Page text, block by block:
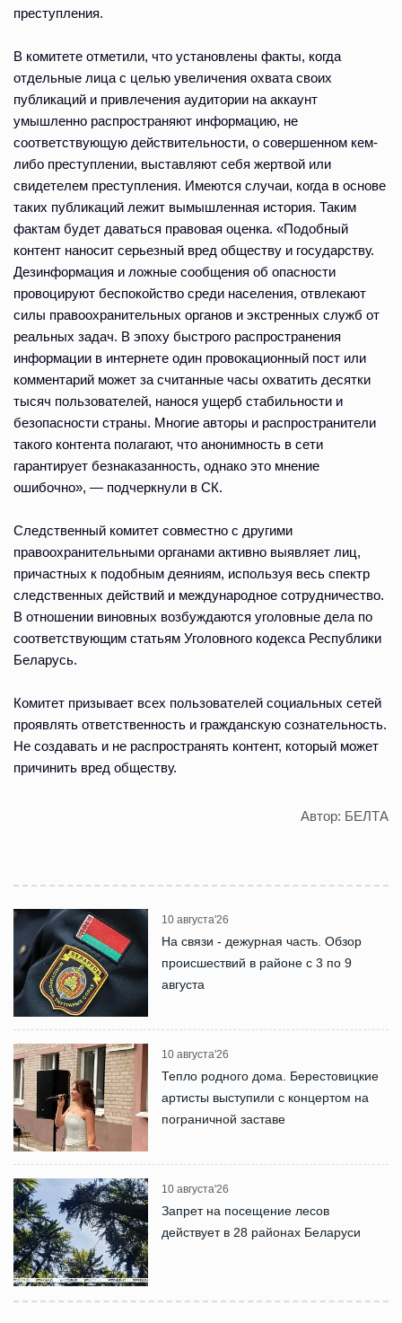
преступления.
В комитете отметили, что установлены факты, когда
отдельные лица с целью увеличения охвата своих
публикаций и привлечения аудитории на аккаунт
умышленно распространяют информацию, не
соответствующую действительности, о совершенном кем-
либо преступлении, выставляют себя жертвой или
свидетелем преступления. Имеются случаи, когда в основе
таких публикаций лежит вымышленная история. Таким
фактам будет даваться правовая оценка. «Подобный
контент наносит серьезный вред обществу и государству.
Дезинформация и ложные сообщения об опасности
провоцируют беспокойство среди населения, отвлекают
силы правоохранительных органов и экстренных служб от
реальных задач. В эпоху быстрого распространения
информации в интернете один провокационный пост или
комментарий может за считанные часы охватить десятки
тысяч пользователей, нанося ущерб стабильности и
безопасности страны. Многие авторы и распространители
такого контента полагают, что анонимность в сети
гарантирует безнаказанность, однако это мнение
ошибочно», — подчеркнули в СК.
Следственный комитет совместно с другими
правоохранительными органами активно выявляет лиц,
причастных к подобным деяниям, используя весь спектр
следственных действий и международное сотрудничество.
В отношении виновных возбуждаются уголовные дела по
соответствующим статьям Уголовного кодекса Республики
Беларусь.
Комитет призывает всех пользователей социальных сетей
проявлять ответственность и гражданскую сознательность.
Не создавать и не распространять контент, который может
причинить вред обществу.
Автор: БЕЛТА
10 августа'26
На связи - дежурная часть. Обзор
происшествий в районе с 3 по 9
августа
10 августа'26
Тепло родного дома. Берестовицкие
артисты выступили с концертом на
пограничной заставе
10 августа'26
Запрет на посещение лесов
действует в 28 районах Беларуси